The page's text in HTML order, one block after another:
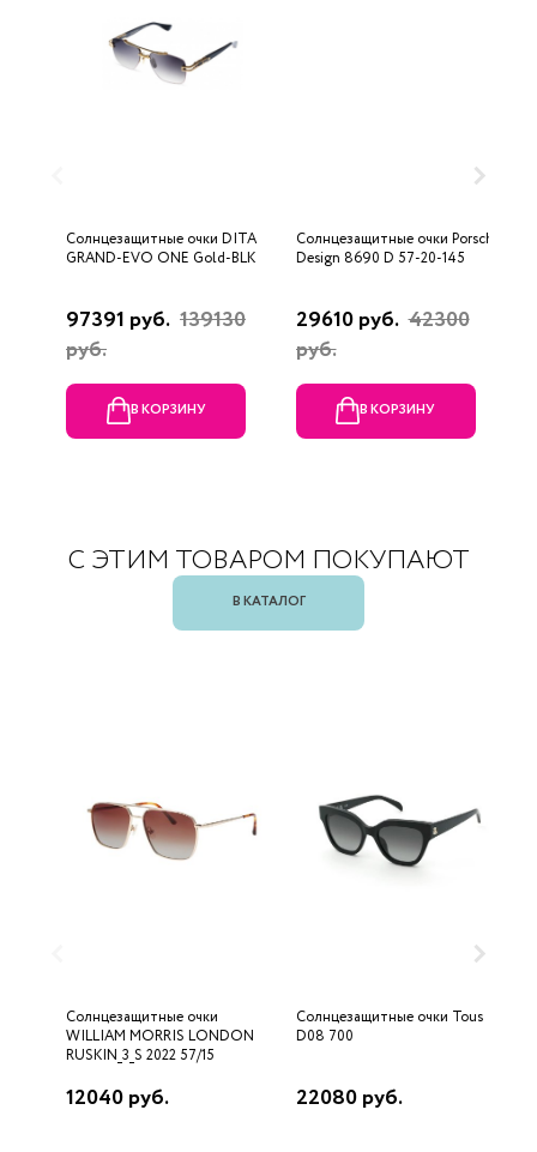
Солнцезащитные очки DITA
GRAND-EVO ONE Gold-BLK
97391 руб. 139130
руб.
В КОРЗИНУ
Солнцезащитные очки Porsche
Design 8690 D 57-20-145
29610 руб. 42300
руб.
В КОРЗИНУ
С ЭТИМ ТОВАРОМ ПОКУПАЮТ
В КАТАЛОГ
Солнцезащитные очки
WILLIAM MORRIS LONDON
RUSKIN_3_S 2022 57/15
12040 руб.
Солнцезащитные очки Tous
D08 700
22080 руб.